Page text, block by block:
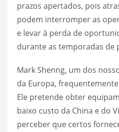
prazos apertados, pois
podem interromper as
e levar à perda de
durante as temporadas de
Mark Shenng, um dos
da Europa,
Ele pretende obter
baixo custo da China e do
perceber que certos